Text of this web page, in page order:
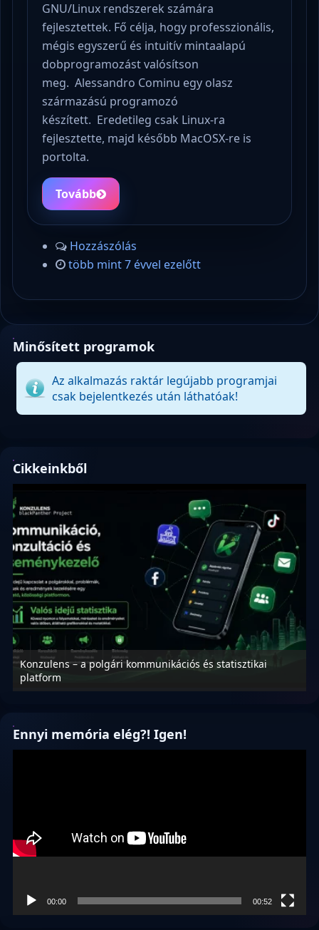
GNU/Linux rendszerek számára
fejlesztettek. Fő célja, hogy professzionális,
mégis egyszerű és intuitív mintaalapú
dobprogramozást valósítson
meg. Alessandro Cominu egy olasz
származású programozó
készített. Eredetileg csak Linux-ra
fejlesztette, majd később MacOSX-re is
portolta.
Tovább
Hozzászólás
több mint 7 évvel ezelőtt
Minősített programok
Az alkalmazás raktár legújabb programjai
csak bejelentkezés után láthatóak!
Cikkeinkből
Konzulens – a polgári kommunikációs és statisztikai
platform
Ennyi memória elég?! Igen!
00:00 00:52